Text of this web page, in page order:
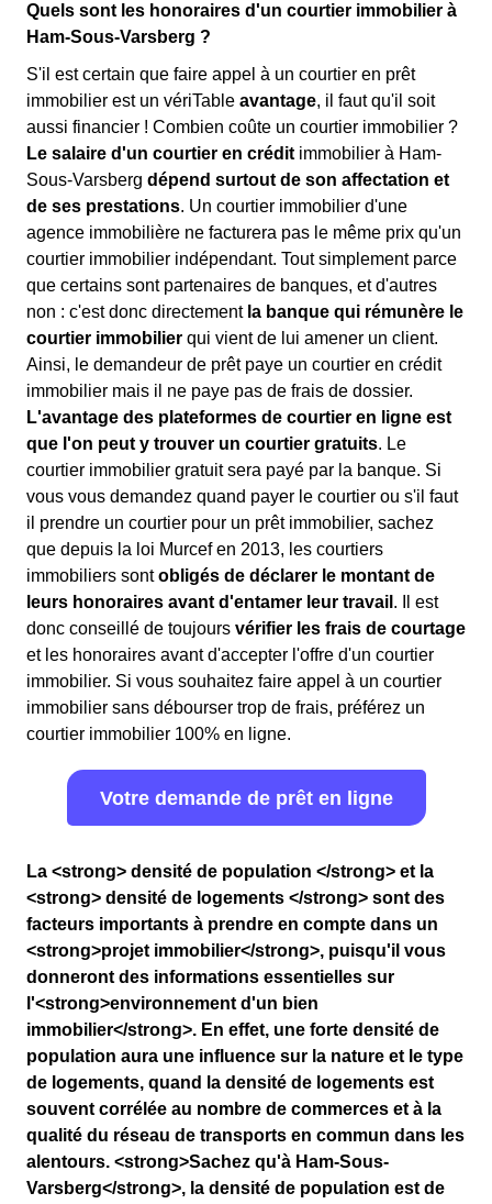
Quels sont les honoraires d'un courtier immobilier à
Ham-Sous-Varsberg ?
S'il est certain que faire appel à un courtier en prêt
immobilier est un vériTable avantage, il faut qu'il soit
aussi financier ! Combien coûte un courtier immobilier ?
Le salaire d'un courtier en crédit immobilier à Ham-
Sous-Varsberg dépend surtout de son affectation et
de ses prestations. Un courtier immobilier d'une
agence immobilière ne facturera pas le même prix qu'un
courtier immobilier indépendant. Tout simplement parce
que certains sont partenaires de banques, et d'autres
non : c'est donc directement la banque qui rémunère le
courtier immobilier qui vient de lui amener un client.
Ainsi, le demandeur de prêt paye un courtier en crédit
immobilier mais il ne paye pas de frais de dossier.
L'avantage des plateformes de courtier en ligne est
que l'on peut y trouver un courtier gratuits. Le
courtier immobilier gratuit sera payé par la banque. Si
vous vous demandez quand payer le courtier ou s'il faut
il prendre un courtier pour un prêt immobilier, sachez
que depuis la loi Murcef en 2013, les courtiers
immobiliers sontobligés de déclarer le montant de
leurs honoraires avant d'entamer leur travail . Il est
donc conseillé de toujours vérifier les frais de courtage
et les honoraires avant d'accepter l'offre d'un courtier
immobilier. Si vous souhaitez faire appel à un courtier
immobilier sans débourser trop de frais, préférez un
courtier immobilier 100% en ligne.
Votre demande de prêt en ligne
La <strong> densité de population </strong> et la
<strong> densité de logements </strong> sont des
facteurs importants à prendre en compte dans un
<strong>projet immobilier</strong>, puisqu'il vous
donneront des informations essentielles sur
l'<strong>environnement d'un bien
immobilier</strong>. En effet, une forte densité de
population aura une influence sur la nature et le type
de logements, quand la densité de logements est
souvent corrélée au nombre de commerces et à la
qualité du réseau de transports en commun dans les
alentours. <strong>Sachez qu'à Ham-Sous-
Varsberg</strong>, la densité de population est de